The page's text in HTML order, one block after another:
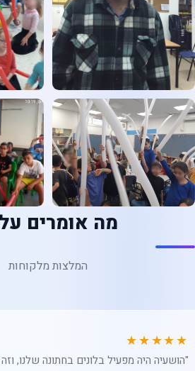
מה אומרים
המלצות מלקוחות
★★★★★
"הושעיה היה מפעיל בלונים בחתונה שלנו,